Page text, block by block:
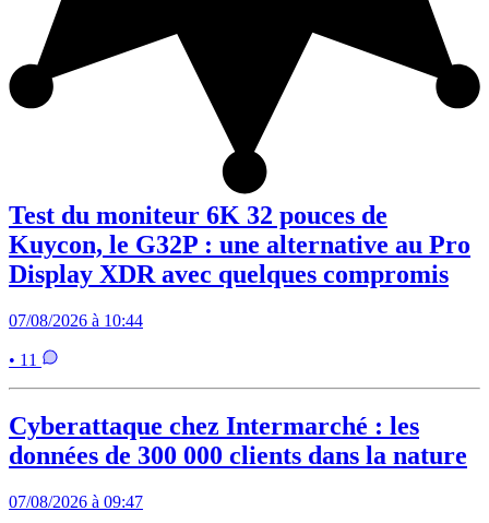
Test du moniteur 6K 32 pouces de
Kuycon, le G32P : une alternative au Pro
Display XDR avec quelques compromis
07/08/2026 à 10:44
• 11
Cyberattaque chez Intermarché : les
données de 300 000 clients dans la nature
07/08/2026 à 09:47